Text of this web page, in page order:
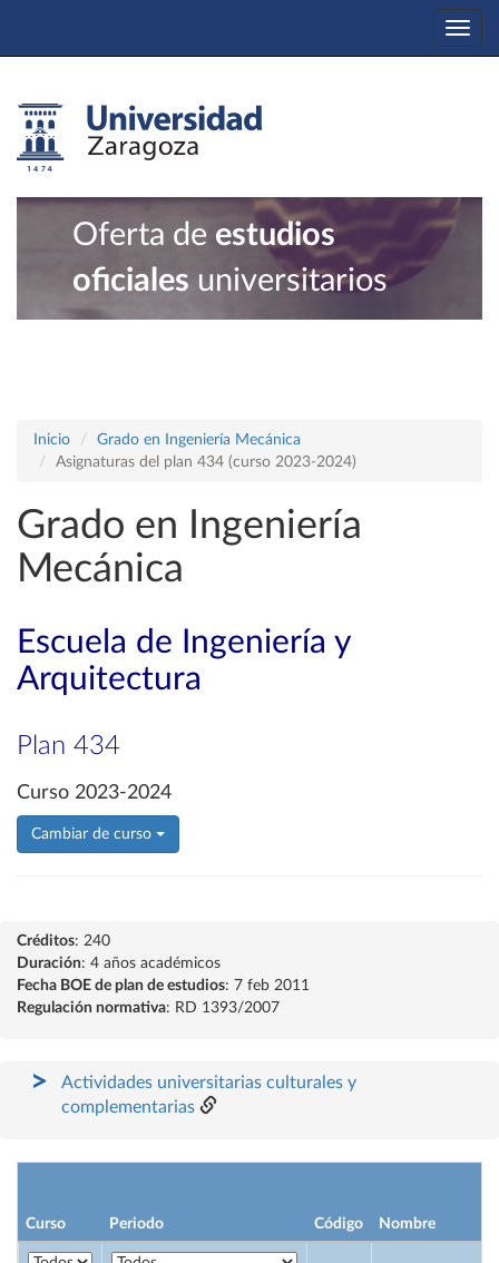
Oferta de estudios
oficiales universitarios
Inicio
Grado en Ingeniería Mecánica
Asignaturas del plan 434 (curso 2023-2024)
Grado en Ingeniería
Mecánica
Escuela de Ingeniería y
Arquitectura
Plan 434
Curso 2023-2024
Cambiar de curso
Créditos: 240
Duración: 4 años académicos
Fecha BOE de plan de estudios: 7 feb 2011
Regulación normativa: RD 1393/2007
Actividades universitarias culturales y
complementarias
Curso Periodo Código Nombre